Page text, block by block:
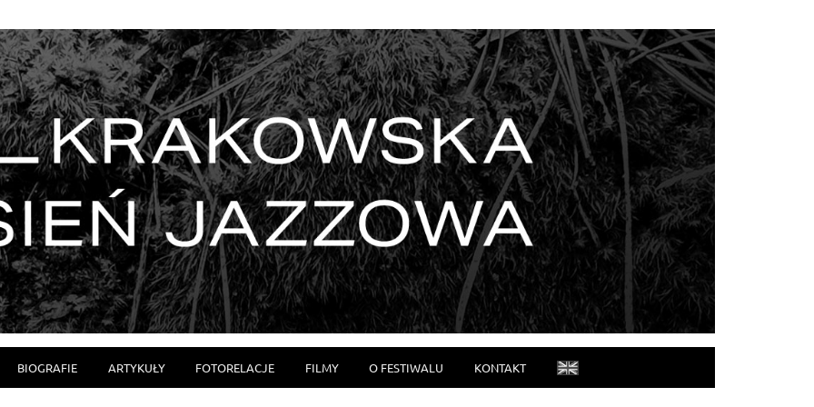
BIOGRAFIE ARTYKUŁY FOTORELACJE FILMY O FESTIWALU KONTAKT